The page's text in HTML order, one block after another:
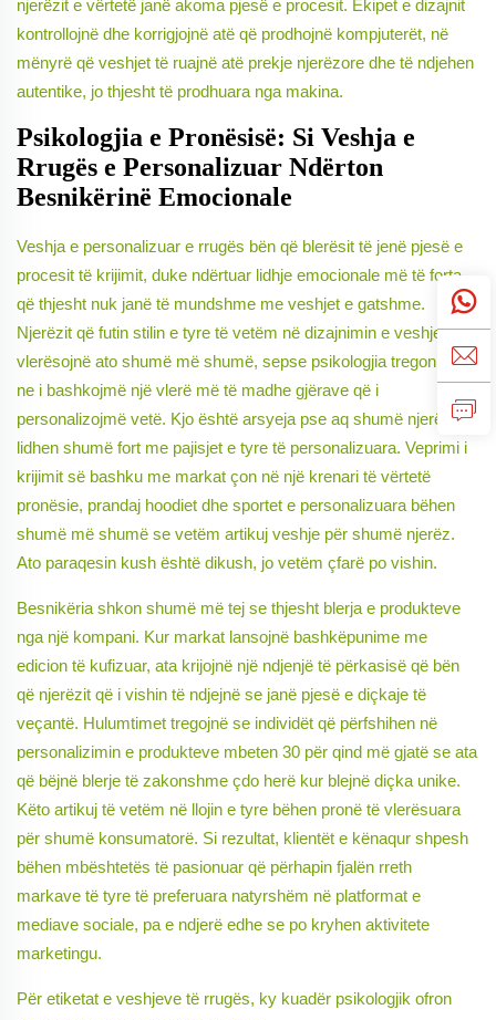
njerëzit e vërtetë janë akoma pjesë e procesit. Ekipet e dizajnit
kontrollojnë dhe korrigjojnë atë që prodhojnë kompjuterët, në
mënyrë që veshjet të ruajnë atë prekje njerëzore dhe të ndjehen
autentike, jo thjesht të prodhuara nga makina.
Psikologjia e Pronësisë: Si Veshja e
Rrugës e Personalizuar Ndërton
Besnikërinë Emocionale
Veshja e personalizuar e rrugës bën që blerësit të jenë pjesë e
procesit të krijimit, duke ndërtuar lidhje emocionale më të forta
që thjesht nuk janë të mundshme me veshjet e gatshme.
Njerëzit që futin stilin e tyre të vetëm në dizajnimin e veshjeve i
vlerësojnë ato shumë më shumë, sepse psikologjia tregon se
ne i bashkojmë një vlerë më të madhe gjërave që i
personalizojmë vetë. Kjo është arsyeja pse aq shumë njerëz
lidhen shumë fort me pajisjet e tyre të personalizuara. Veprimi i
krijimit së bashku me markat çon në një krenari të vërtetë
pronësie, prandaj hoodiet dhe sportet e personalizuara bëhen
shumë më shumë se vetëm artikuj veshje për shumë njerëz.
Ato paraqesin kush është dikush, jo vetëm çfarë po vishin.
Besnikëria shkon shumë më tej se thjesht blerja e produkteve
nga një kompani. Kur markat lansojnë bashkëpunime me
edicion të kufizuar, ata krijojnë një ndjenjë të përkasisë që bën
që njerëzit që i vishin të ndjejnë se janë pjesë e diçkaje të
veçantë. Hulumtimet tregojnë se individët që përfshihen në
personalizimin e produkteve mbeten 30 për qind më gjatë se ata
që bëjnë blerje të zakonshme çdo herë kur blejnë diçka unike.
Këto artikuj të vetëm në llojin e tyre bëhen pronë të vlerësuara
për shumë konsumatorë. Si rezultat, klientët e kënaqur shpesh
bëhen mbështetës të pasionuar që përhapin fjalën rreth
markave të tyre të preferuara natyrshëm në platformat e
mediave sociale, pa e ndjerë edhe se po kryhen aktivitete
marketingu.
Për etiketat e veshjeve të rrugës, ky kuadër psikologjik ofron